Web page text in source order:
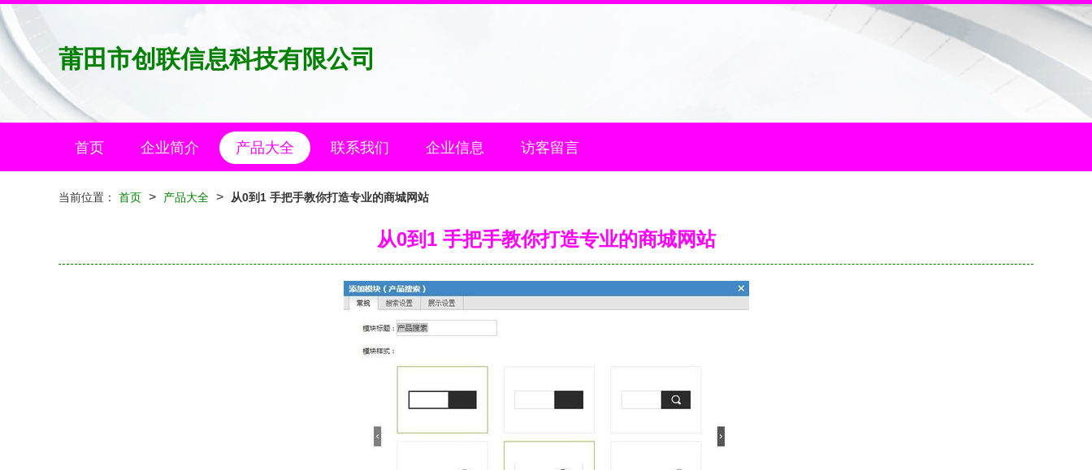
莆田市创联信息科技有限公司
首页 企业简介 产品大全 联系我们 企业信息 访客留言
当前位置： 首页 > 产品大全 > 从0到1 手把手教你打造专业的商城网站
从0到1 手把手教你打造专业的商城网站